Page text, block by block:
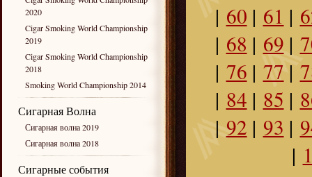
2020
Cigar Smoking World Championship
2019
Cigar Smoking World Championship
2018
Smoking World Championship 2014
Сигарная Волна
Сигарная волна 2019
Сигарная волна 2018
Сигарные события
| 60 | 61 |
| 68 | 69 |
| 76 | 77 |
| 84 | 85 |
| 92 | 93 |
|